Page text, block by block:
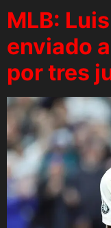
MLB:
enviado
por tres